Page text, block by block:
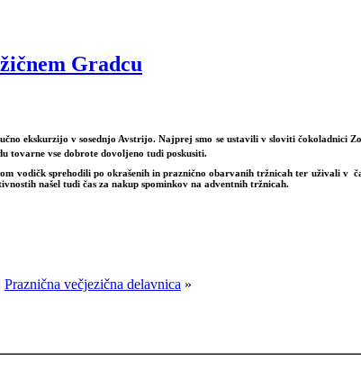
Gradcu
ekskurzijo v sosednjo Avstrijo. Najprej smo se ustavili v sloviti čokoladnici
tovarne vse dobrote dovoljeno tudi poskusiti.
vodičk sprehodili po okrašenih in praznično obarvanih tržnicah ter uživali v
našel tudi čas za nakup spominkov na adventnih tržnicah.
Praznična večjezična delavnica »